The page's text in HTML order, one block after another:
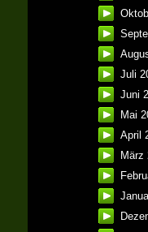
Juli
Juni
Mai
April
März